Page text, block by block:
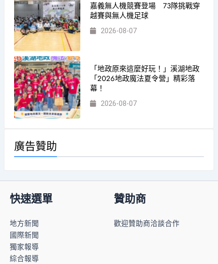
嘉義無人機競賽登場 73隊挑戰穿
越賽與無人機足球
2026-08-07
「地政原來這麼好玩！」溪湖地政
「2026地政魔法夏令營」精彩落
幕！
2026-08-07
廣告贊助
快速選單
地方新聞
國際新聞
獨家報導
綜合報導
贊助商
歡迎贊助商洽談合作